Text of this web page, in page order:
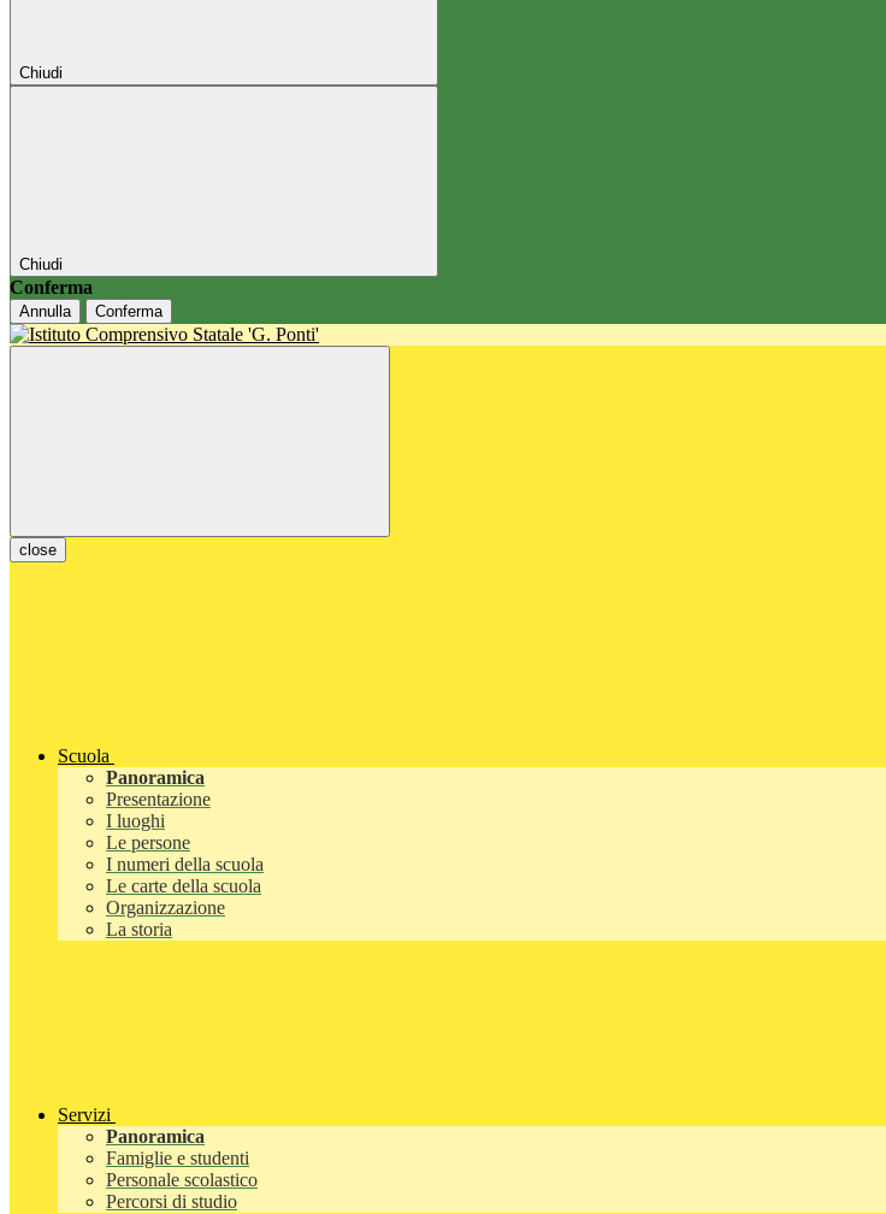
Chiudi
Chiudi
Conferma
Annulla Conferma
close
Scuola
Panoramica
Presentazione
I luoghi
Le persone
I numeri della scuola
Le carte della scuola
Organizzazione
La storia
Servizi
Panoramica
Famiglie e studenti
Personale scolastico
Percorsi di studio